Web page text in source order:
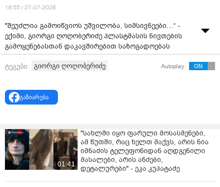
18:55 / 27-07-2026
"შეუძლია გამოიწვიოს უშვილობა, სიმსივნეები…“ -
ექიმი, გიორგი ღოღობერიძე პლასტმასის ნივთების
გამოყენებასთან დაკავშირებით საზოგადოებას
აფრთხილებს.
ტეგები: გიორგი ღოღობერიძე Autoplay
გაზიარება
01:41
"სახლში იყო ფარული მოსასმენები,
ამ წუთში, რაც ხელთ მაქვს, არის ნია
იმნაძის ტელეფონიდან აღდგენილი
მასალები, არის ანძები,
დეტალურები" - ეკა კუპატაძე